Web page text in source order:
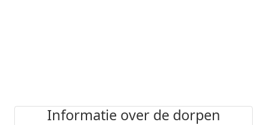
Informatie over de dorpen